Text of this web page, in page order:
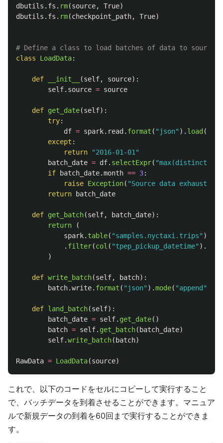
dbutils . fs . rm(source, True)
dbutils . fs . rm(checkpoint_path, True)
class
LoadData:
def __init__ (self, source):
self. source = source
def get_date(self):
try:
df = spark. read . format ( " json" ). load (
except :
return
"2016-01-01 "
batch_date = df. selectExpr( "
if
batch_date.month == 3:
raise Exception( "Source data exhausted
return
batch_date
def get_batch(self, batch_date):
return
(
spark. table( "samples.nyctaxi.trips" )
. filter(col ( "tpep_pickup_datetime" ).
)
def write_batch(self, batch):
batch.write. format ( " json" ).mode( "append "
def land_batch(self):
batch_date = self. get_date()
batch = self. get_batch( batch_date)
self.write_batch( batch)
RawData = LoadData(source)
これで、以下のコードをセルにコピーして実行すること
で、バッチデータを到着させることができます。マニュア
ルで新規データの到着を60回まで実行することができま
す。